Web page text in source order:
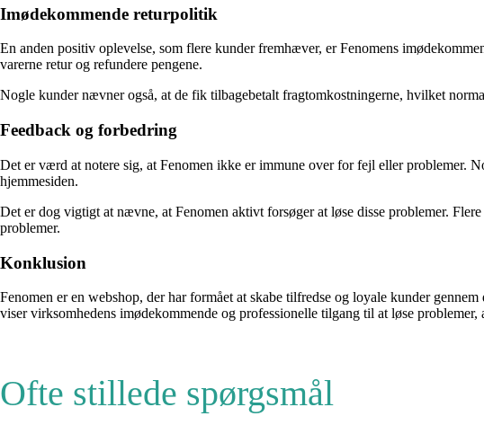
Imødekommende returpolitik
En anden positiv oplevelse, som flere kunder fremhæver, er Fenomens
varerne retur og refundere pengene.
Nogle kunder nævner også, at de fik tilbagebetalt fragtomkostningerne, hvilket
Feedback og forbedring
Det er værd at notere sig, at Fenomen ikke er immune over for fejl eller problemer.
hjemmesiden.
Det er dog vigtigt at nævne, at Fenomen aktivt forsøger at løse disse problemer.
problemer.
Konklusion
Fenomen er en webshop, der har formået at skabe tilfredse og loyale kunder
viser virksomhedens imødekommende og professionelle tilgang til at løse
Ofte stillede spørgsmål